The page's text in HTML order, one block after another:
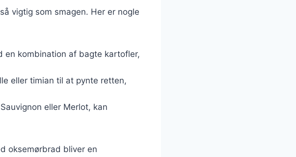
vigtig som smagen. Her er nogle
en kombination af bagte kartofler,
eller timian til at pynte retten,
eller Merlot, kan
oksemørbrad bliver en